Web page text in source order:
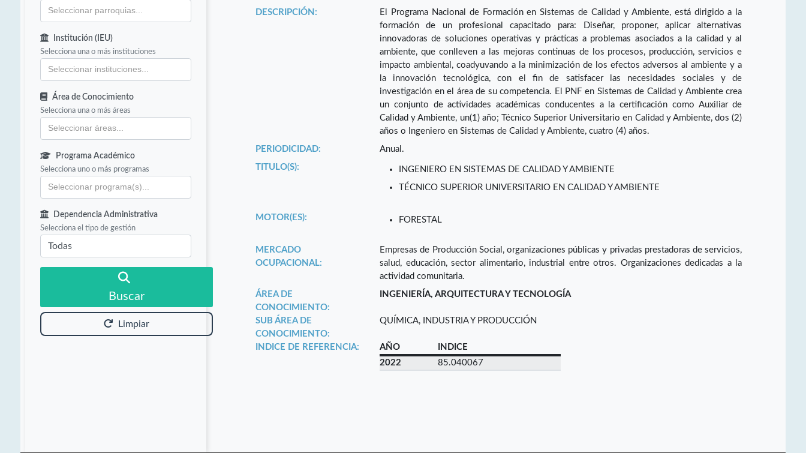
Institución (IEU)
Selecciona una o más instituciones
Área de Conocimiento
Selecciona una o más áreas
Programa Académico
Selecciona uno o más programas
Dependencia Administrativa
Selecciona el tipo de gestión
Buscar
Limpiar
DESCRIPCIÓN:
El Programa Nacional de Formación en Sistemas de Calidad y Ambiente, está dirigido a la
formación de un profesional capacitado para: Diseñar, proponer, aplicar alternativas
innovadoras de soluciones operativas y prácticas a problemas asociados a la calidad y al
ambiente, que conlleven a las mejoras continuas de los procesos, producción, servicios e
impacto ambiental, coadyuvando a la minimización de los efectos adversos al ambiente y a
la innovación tecnológica, con el fin de satisfacer las necesidades sociales y de
investigación en el área de su competencia. El PNF en Sistemas de Calidad y Ambiente crea
un conjunto de actividades académicas conducentes a la certificación como Auxiliar de
Calidad y Ambiente, un(1) año; Técnico Superior Universitario en Calidad y Ambiente, dos (2)
años o Ingeniero en Sistemas de Calidad y Ambiente, cuatro (4) años.
PERIODICIDAD:
Anual.
TITULO(S):
INGENIERO EN SISTEMAS DE CALIDAD Y AMBIENTE
TÉCNICO SUPERIOR UNIVERSITARIO EN CALIDAD Y AMBIENTE
MOTOR(ES): FORESTAL
MERCADO
OCUPACIONAL:
Empresas de Producción Social, organizaciones públicas y privadas prestadoras de servicios,
salud, educación, sector alimentario, industrial entre otros. Organizaciones dedicadas a la
actividad comunitaria.
ÁREA DE
CONOCIMIENTO:
INGENIERÍA, ARQUITECTURA Y TECNOLOGÍA
SUB ÁREA DE
CONOCIMIENTO:
QUÍMICA, INDUSTRIA Y PRODUCCIÓN
INDICE DE REFERENCIA: AÑO
INDICE
2022
85.040067